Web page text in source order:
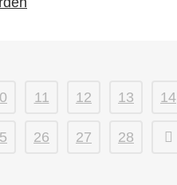
11 12 13 14
26 27 28